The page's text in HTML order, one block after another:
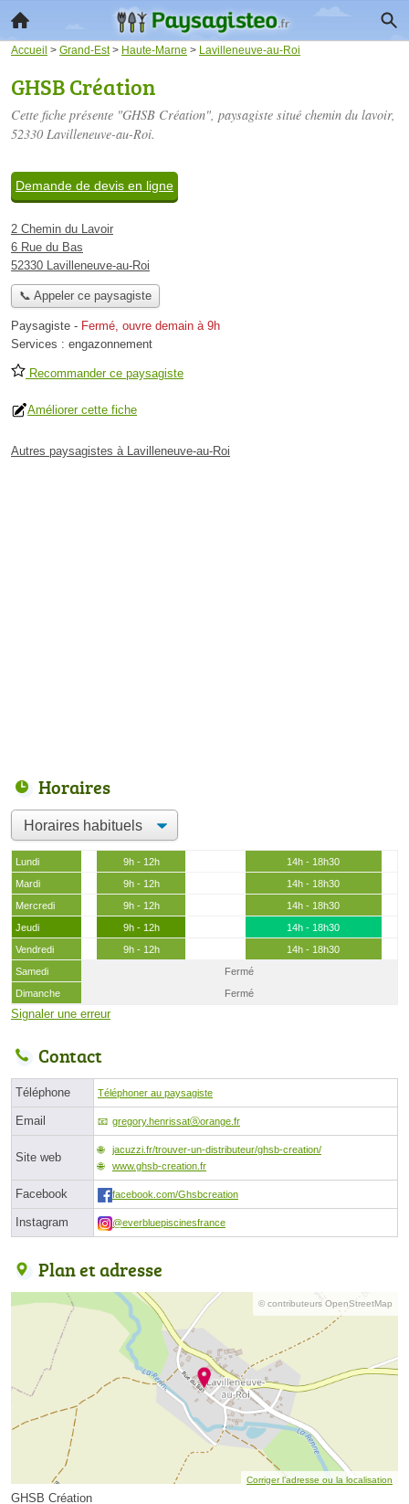
Accueil > Grand-Est> Haute-Marne > Lavilleneuve-au-Roi
GHSB Création
Cette fiche présente "GHSB Création", paysagiste situé chemin du lavoir,
52330 Lavilleneuve-au-Roi.
Demande de devis en ligne
2 Chemin du Lavoir
6 Rue du Bas
52330 Lavilleneuve-au-Roi
📞 Appeler ce paysagiste
Paysagiste - Fermé, ouvre demain à 9h
Services : engazonnement
Recommander ce paysagiste
Améliorer cette fiche
Autres paysagistes à Lavilleneuve-au-Roi
Horaires
Lundi 9h - 12h
14h - 18h30
Mardi
9h - 12h
14h - 18h30
Mercredi
9h - 12h
14h - 18h30
Jeudi
9h - 12h
14h - 18h30
Vendredi
9h - 12h
14h - 18h30
Samedi
Fermé
Dimanche
Fermé
Signaler une erreur
Contact
Téléphone Téléphoner au paysagiste
Email gregory.henrissatⓐorange.fr
Site web
jacuzzi.fr/trouver-un-distributeur/ghsb-creation/
www.ghsb-creation.fr
Facebook facebook.com/Ghsbcreation
Instagram @everbluepiscinesfrance
Plan et adresse
© contributeurs OpenStreetMap
Corriger l’adresse ou la localisation
GHSB Création